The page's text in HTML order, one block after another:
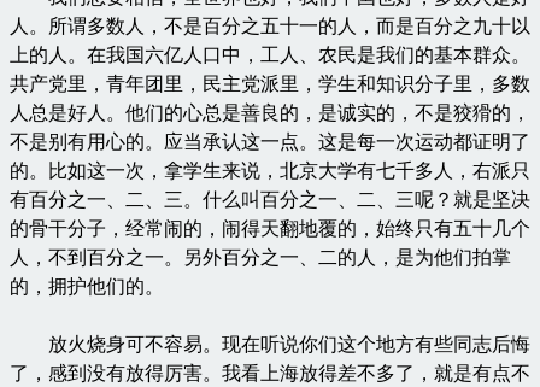
人。所谓多数人，不是百分之五十一的人，而是百分之九十以
上的人。在我国六亿人口中，工人、农民是我们的基本群众。
共产党里，青年团里，民主党派里，学生和知识分子里，多数
人总是好人。他们的心总是善良的，是诚实的，不是狡猾的，
不是别有用心的。应当承认这一点。这是每一次运动都证明了
的。比如这一次，拿学生来说，北京大学有七千多人，右派只
有百分之一、二、三。什么叫百分之一、二、三呢？就是坚决
的骨干分子，经常闹的，闹得天翻地覆的，始终只有五十几个
人，不到百分之一。另外百分之一、二的人，是为他们拍掌
的，拥护他们的。
放火烧身可不容易。现在听说你们这个地方有些同志后悔
了，感到没有放得厉害。我看上海放得差不多了，就是有点不